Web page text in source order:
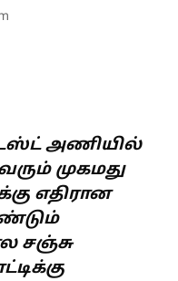
அணியில்
முகமது
எதிரான
சஞ்சு